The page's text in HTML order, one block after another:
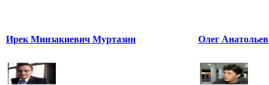
Ирек Минзакиевич Муртазин Олег